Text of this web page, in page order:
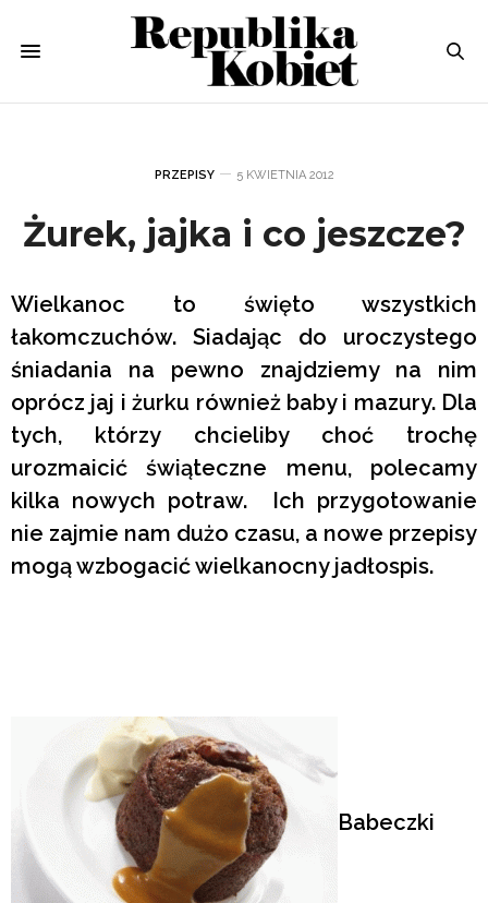
PRZEPISY 5 KWIETNIA 2012
Żurek, jajka i co jeszcze?
Wielkanoc to święto wszystkich
łakomczuchów. Siadając do uroczystego
śniadania na pewno znajdziemy na nim
oprócz jaj i żurku również baby i mazury. Dla
tych, którzy chcieliby choć trochę
urozmaicić świąteczne menu, polecamy
kilka nowych potraw. Ich przygotowanie
nie zajmie nam dużo czasu, a nowe przepisy
mogą wzbogacić wielkanocny jadłospis.
Babeczki